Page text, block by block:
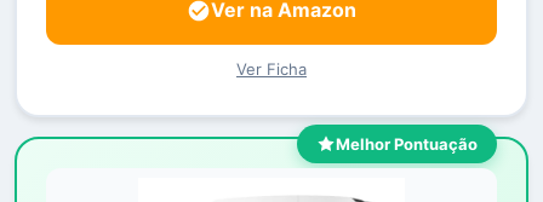
Ver na Amazon
Ver Ficha
Melhor Pontuação